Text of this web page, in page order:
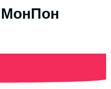
МонПон